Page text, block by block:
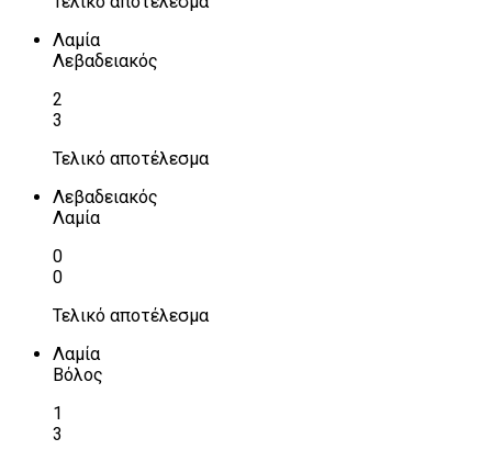
Λαμία
Λεβαδειακός
2
3
Τελικό αποτέλεσμα
Λεβαδειακός
Λαμία
0
0
Τελικό αποτέλεσμα
Λαμία
Βόλος
1
3